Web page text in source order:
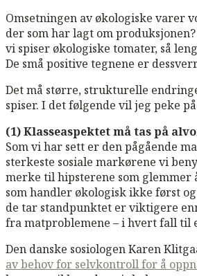
Omsetningen av økologiske varer
der som har lagt om
vi spiser økologiske tomater, så
De små positive tegnene er
Det må større, strukturelle
spiser. I det følgende vil jeg peke
(1) Klasseaspektet må tas på
Som vi har sett er den pågående
sterkeste sosiale markørene vi
merke til hipsterene som glemmer
som handler økologisk ikke først
de tar standpunktet er viktigere
fra matproblemene – i hvert fall til
Den danske sosiologen Karen
av behov for selvkontroll for å